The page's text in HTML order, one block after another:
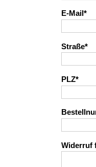
E-Mail
Straße
PLZ
Widerruf